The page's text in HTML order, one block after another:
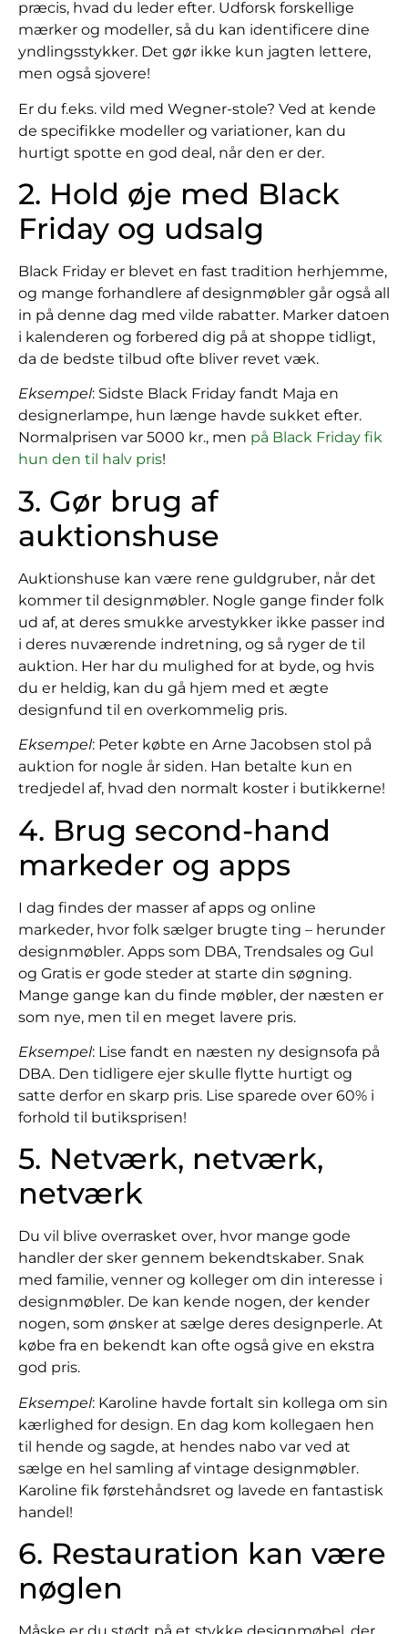
præcis, hvad du leder efter. Udforsk forskellige
mærker og modeller, så du kan identificere dine
yndlingsstykker. Det gør ikke kun jagten lettere,
men også sjovere!
Er du f.eks. vild med Wegner-stole? Ved at kende
de specifikke modeller og variationer, kan du
hurtigt spotte en god deal, når den er der.
2. Hold øje med Black
Friday og udsalg
Black Friday er blevet en fast tradition herhjemme,
og mange forhandlere af designmøbler går også all
in på denne dag med vilde rabatter. Marker datoen
i kalenderen og forbered dig på at shoppe tidligt,
da de bedste tilbud ofte bliver revet væk.
Eksempel: Sidste Black Friday fandt Maja en
designerlampe, hun længe havde sukket efter.
Normalprisen var 5000 kr., men på Black Friday fik
hun den til halv pris!
3. Gør brug af
auktionshuse
Auktionshuse kan være rene guldgruber, når det
kommer til designmøbler. Nogle gange finder folk
ud af, at deres smukke arvestykker ikke passer ind
i deres nuværende indretning, og så ryger de til
auktion. Her har du mulighed for at byde, og hvis
du er heldig, kan du gå hjem med et ægte
designfund til en overkommelig pris.
Eksempel: Peter købte en Arne Jacobsen stol på
auktion for nogle år siden. Han betalte kun en
tredjedel af, hvad den normalt koster i butikkerne!
4. Brug second-hand
markeder og apps
I dag findes der masser af apps og online
markeder, hvor folk sælger brugte ting – herunder
designmøbler. Apps som DBA, Trendsales og Gul
og Gratis er gode steder at starte din søgning.
Mange gange kan du finde møbler, der næsten er
som nye, men til en meget lavere pris.
Eksempel: Lise fandt en næsten ny designsofa på
DBA. Den tidligere ejer skulle flytte hurtigt og
satte derfor en skarp pris. Lise sparede over 60% i
forhold til butiksprisen!
5. Netværk, netværk,
netværk
Du vil blive overrasket over, hvor mange gode
handler der sker gennem bekendtskaber. Snak
med familie, venner og kolleger om din interesse i
designmøbler. De kan kende nogen, der kender
nogen, som ønsker at sælge deres designperle. At
købe fra en bekendt kan ofte også give en ekstra
god pris.
Eksempel: Karoline havde fortalt sin kollega om sin
kærlighed for design. En dag kom kollegaen hen
til hende og sagde, at hendes nabo var ved at
sælge en hel samling af vintage designmøbler.
Karoline fik førstehåndsret og lavede en fantastisk
handel!
6. Restauration kan være
nøglen